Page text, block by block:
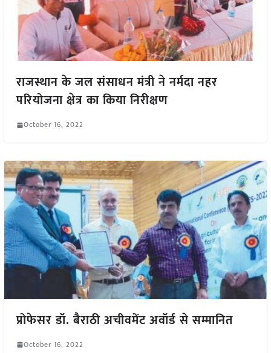
राजस्थान के जल संसाधन मंत्री ने नर्मदा नहर
परियोजना क्षेत्र का किया निरीक्षण
October 16, 2022
प्रोफेसर डॉ. बैराठी अचीवमेंट अवॉर्ड से सम्मानित
October 16, 2022